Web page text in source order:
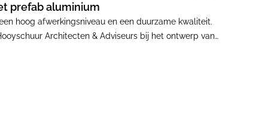
prefab aluminium
hoog afwerkingsniveau en een duurzame kwaliteit.
Architecten & Adviseurs bij het ontwerp van